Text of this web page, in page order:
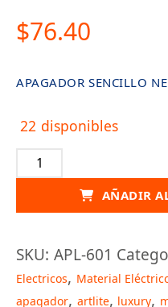
$76.40
APAGADOR SENCILLO
22 disponibles
APAGADOR
SENCILLO
NEGRO
LUXURY
AÑADIR
SKU: APL-601
Electricos, Material
apagador, artlite, luxury,